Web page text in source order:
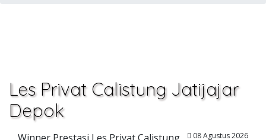
Les Privat Calistung Jatijajar
Depok
08 Agustus 2026